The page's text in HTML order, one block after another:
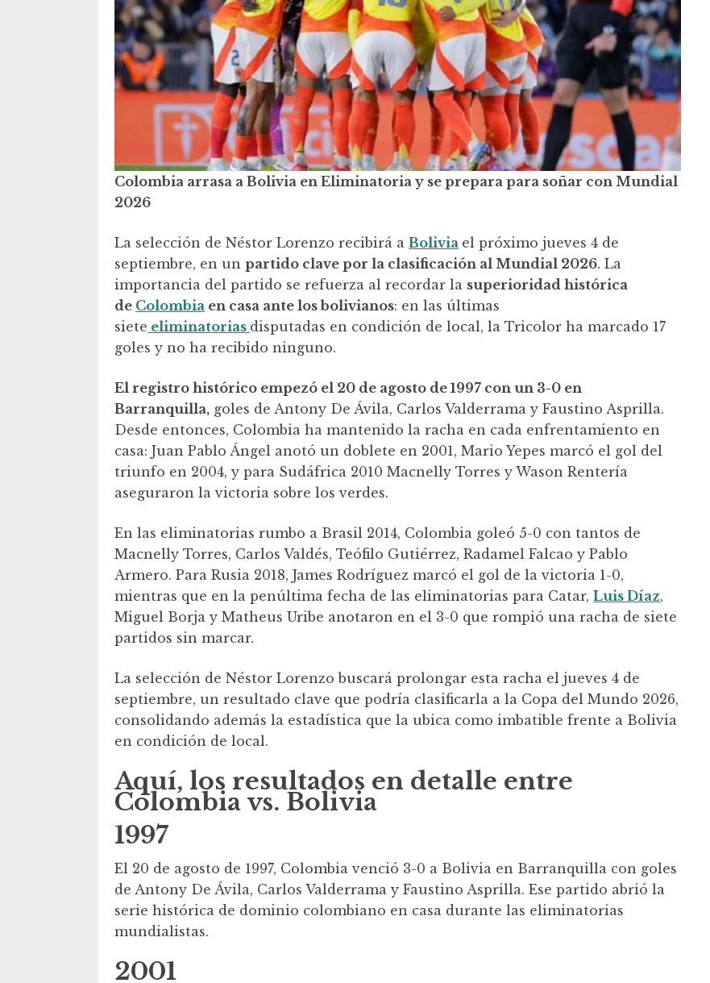
Colombia arrasa a Bolivia en Eliminatoria y se prepara para soñar con Mundial
2026
La selección de Néstor Lorenzo recibirá a Bolivia el próximo jueves 4 de
septiembre, en un partido clave por la clasificación al Mundial 2026. La
importancia del partido se refuerza al recordar la superioridad histórica
de Colombia en casa ante los bolivianos: en las últimas
siete eliminatorias disputadas en condición de local, la Tricolor ha marcado 17
goles y no ha recibido ninguno.
El registro histórico empezó el 20 de agosto de 1997 con un 3-0 en
Barranquilla, goles de Antony De Ávila, Carlos Valderrama y Faustino Asprilla.
Desde entonces, Colombia ha mantenido la racha en cada enfrentamiento en
casa: Juan Pablo Ángel anotó un doblete en 2001, Mario Yepes marcó el gol del
triunfo en 2004, y para Sudáfrica 2010 Macnelly Torres y Wason Rentería
aseguraron la victoria sobre los verdes.
En las eliminatorias rumbo a Brasil 2014, Colombia goleó 5-0 con tantos de
Macnelly Torres, Carlos Valdés, Teófilo Gutiérrez, Radamel Falcao y Pablo
Armero. Para Rusia 2018, James Rodríguez marcó el gol de la victoria 1-0,
mientras que en la penúltima fecha de las eliminatorias para Catar, Luis Díaz,
Miguel Borja y Matheus Uribe anotaron en el 3-0 que rompió una racha de siete
partidos sin marcar.
La selección de Néstor Lorenzo buscará prolongar esta racha el jueves 4 de
septiembre, un resultado clave que podría clasificarla a la Copa del Mundo 2026,
consolidando además la estadística que la ubica como imbatible frente a Bolivia
en condición de local.
Aquí, los resultados en detalle entre
Colombia vs. Bolivia
1997
El 20 de agosto de 1997, Colombia venció 3-0 a Bolivia en Barranquilla con goles
de Antony De Ávila, Carlos Valderrama y Faustino Asprilla. Ese partido abrió la
serie histórica de dominio colombiano en casa durante las eliminatorias
mundialistas.
2001